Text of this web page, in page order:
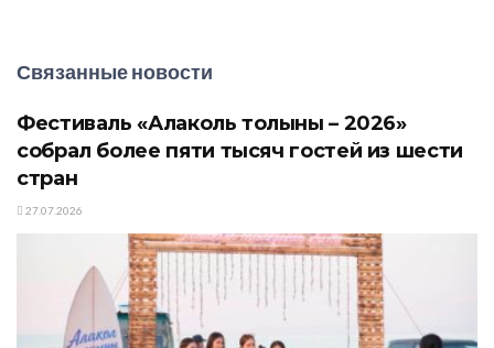
Связанные новости
Фестиваль «Алаколь толқыны – 2026»
собрал более пяти тысяч гостей из шести
стран
27.07.2026